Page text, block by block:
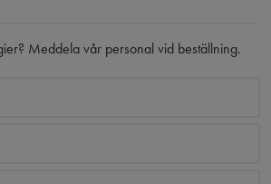
Meddela vår personal vid beställning.